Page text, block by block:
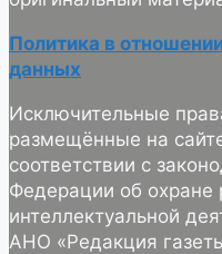
Политика в
данных
Исключительные
размещённые на
соответствии с
Федерации об охране
интеллектуальной
АНО «Редакция